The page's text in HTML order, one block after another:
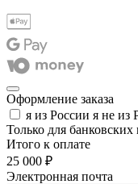
Оформление заказа
я из России я не из
Только для
Итого к оплате
25 000 ₽
Электронная почта